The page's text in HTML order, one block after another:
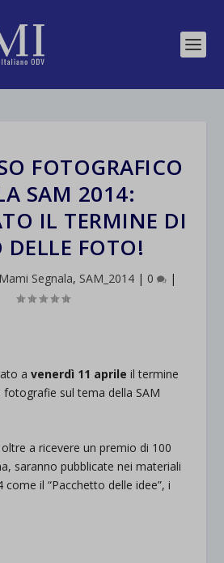
FOTOGRAFICO
SAM 2014:
IL TERMINE DI
FOTO!
Segnala, SAM_2014| 0 |
avenerdì 11 aprile il termine
fotografie sul tema della SAM
a ricevere un premio di 100
saranno pubblicate nei materiali
come il “Pacchetto delle idee”, i